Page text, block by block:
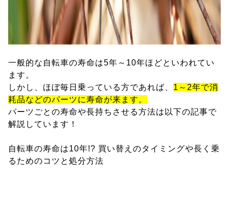
一般的な自転車の寿命は5年～10年ほどといわれてい
ます。
しかし、ほぼ毎日乗っている方であれば、 1～2年で消
耗品などのパーツに寿命が来ます。
パーツごとの寿命や長持ちさせる方法は以下の記事で
解説しています！
自転車の寿命は10年!? 買い替えのタイミングや長く乗
るためのコツと処分方法